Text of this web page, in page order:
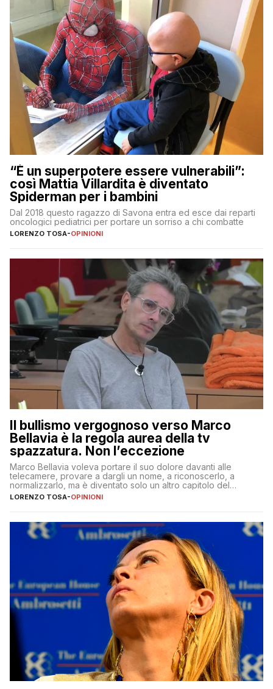
“È un superpotere essere vulnerabili”:
così Mattia Villardita è diventato
Spiderman per i bambini
Dal 2018 questo ragazzo di Savona entra ed esce dai reparti
oncologici pediatrici per portare un sorriso a chi combatte
LORENZO TOSA-OPINIONI
Il bullismo vergognoso verso Marco
Bellavia è la regola aurea della tv
spazzatura. Non l’eccezione
Marco Bellavia voleva portare il suo dolore davanti alle
telecamere, provare a dargli un nome, a riconoscerlo, a
normalizzarlo, ma è diventato solo un altro capitolo del
copione
LORENZO TOSA-OPINIONI